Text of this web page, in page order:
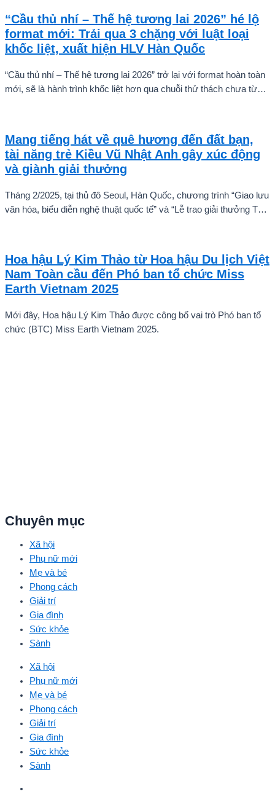
“Cầu thủ nhí – Thế hệ tương lai 2026” hé lộ
format mới: Trải qua 3 chặng với luật loại
khốc liệt, xuất hiện HLV Hàn Quốc
“Cầu thủ nhí – Thế hệ tương lai 2026” trở lại với format hoàn toàn
mới, sẽ là hành trình khốc liệt hơn qua chuỗi thử thách chưa từng
sàng chinh phục thử thách.
Mang tiếng hát về quê hương đến đất bạn,
tài năng trẻ Kiều Vũ Nhật Anh gây xúc động
và giành giải thưởng
Tháng 2/2025, tại thủ đô Seoul, Hàn Quốc, chương trình “Giao lưu
văn hóa, biểu diễn nghệ thuật quốc tế” và “Lễ trao giải thưởng Tài
ấn tượng mạnh với giọng hát trữ tình sâu lắng, mang đậm hơi thở
quê hương.
Hoa hậu Lý Kim Thảo từ Hoa hậu Du lịch Việt
Nam Toàn cầu đến Phó ban tổ chức Miss
Earth Vietnam 2025
Mới đây, Hoa hậu Lý Kim Thảo được công bố vai trò Phó ban tổ
chức (BTC) Miss Earth Vietnam 2025.
Chuyên mục
Xã hội
Phụ nữ mới
Mẹ và bé
Phong cách
Giải trí
Gia đình
Sức khỏe
Sành
Xã hội
Phụ nữ mới
Mẹ và bé
Phong cách
Giải trí
Gia đình
Sức khỏe
Sành